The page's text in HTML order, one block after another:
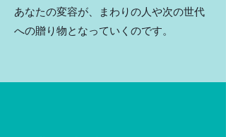
あなたの変容が、まわりの人や次の世代
への贈り物となっていくのです。